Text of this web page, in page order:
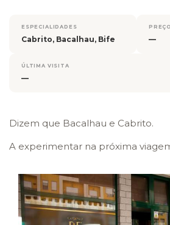
ESPECIALIDADES
Cabrito, Bacalhau, Bife
PREÇO
—
ÚLTIMA VISITA
—
Dizem que Bacalhau e Cabrito.
A experimentar na próxima